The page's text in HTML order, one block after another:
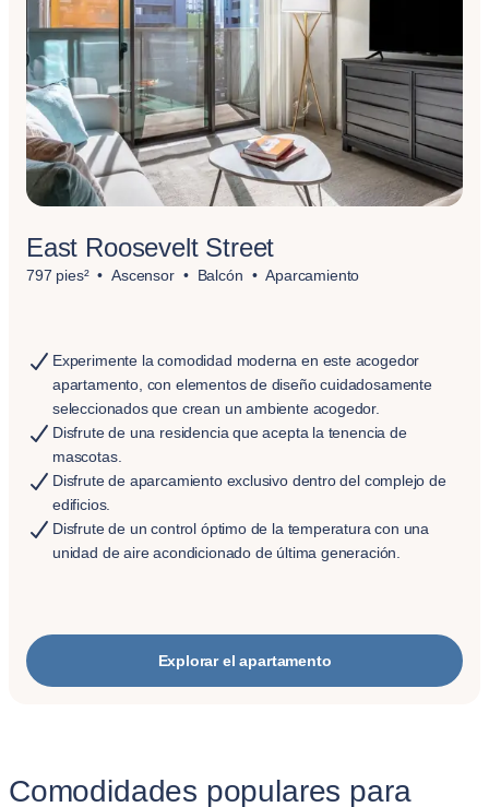
East Roosevelt Street
797 pies² Ascensor Balcón Aparcamiento
Experimente la comodidad moderna en este acogedor
apartamento, con elementos de diseño cuidadosamente
seleccionados que crean un ambiente acogedor.
Disfrute de una residencia que acepta la tenencia de
mascotas.
Disfrute de aparcamiento exclusivo dentro del complejo de
edificios.
Disfrute de un control óptimo de la temperatura con una
unidad de aire acondicionado de última generación.
Explorar el apartamento
Comodidades populares para